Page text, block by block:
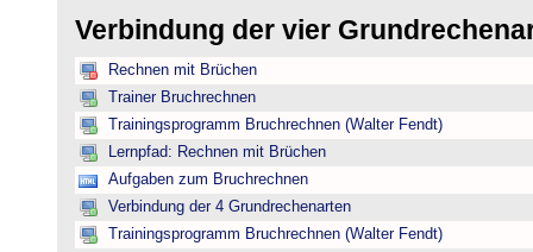
Verbindung der vier
Rechnen mit Brüchen
Trainer Bruchrechnen
Trainingsprogramm Bruchrechnen (Walter Fendt)
Lernpfad: Rechnen mit Brüchen
Aufgaben zum Bruchrechnen
Verbindung der 4 Grundrechenarten
Trainingsprogramm Bruchrechnen (Walter Fendt)